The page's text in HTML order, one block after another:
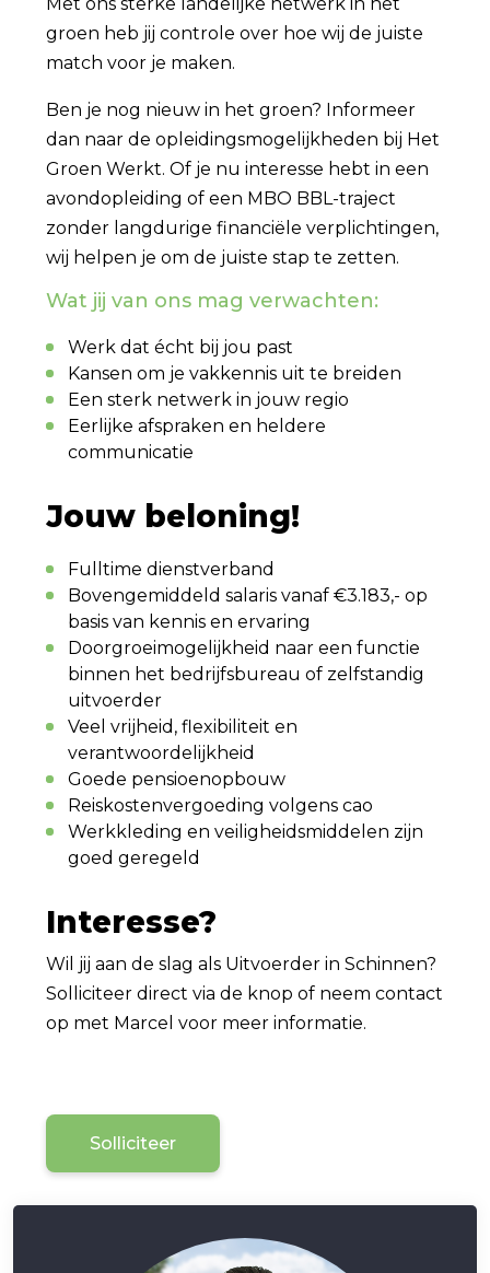
groen heb jij controle over hoe wij de juiste
match voor je maken.
Ben je nog nieuw in het groen? Informeer
dan naar de opleidingsmogelijkheden bij Het
Groen Werkt. Of je nu interesse hebt in een
avondopleiding of een MBO BBL-traject
zonder langdurige financiële verplichtingen,
wij helpen je om de juiste stap te zetten.
Wat jij van ons mag verwachten:
Werk dat écht bij jou past
Kansen om je vakkennis uit te breiden
Een sterk netwerk in jouw regio
Eerlijke afspraken en heldere
communicatie
Jouw beloning!
Fulltime dienstverband
Bovengemiddeld salaris vanaf €3.183,- op
basis van kennis en ervaring
Doorgroeimogelijkheid naar een functie
binnen het bedrijfsbureau of zelfstandig
uitvoerder
Veel vrijheid, flexibiliteit en
verantwoordelijkheid
Goede pensioenopbouw
Reiskostenvergoeding volgens cao
Werkkleding en veiligheidsmiddelen zijn
goed geregeld
Interesse?
Wil jij aan de slag als Uitvoerder in Schinnen?
Solliciteer direct via de knop of neem contact
op met Marcel voor meer informatie.